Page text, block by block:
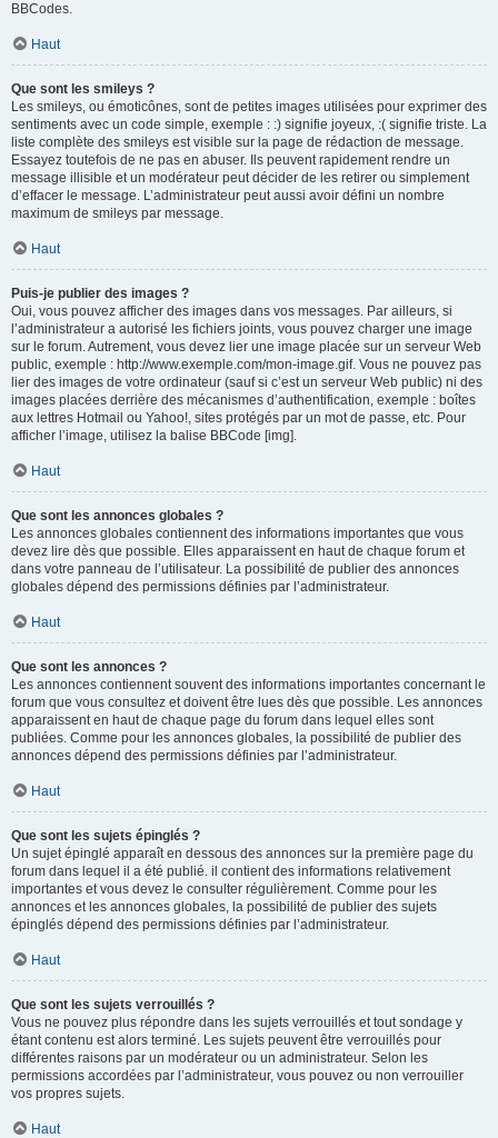
BBCodes.
Haut
Que sont les smileys ?
Les smileys, ou émoticônes, sont de petites images utilisées pour exprimer des
sentiments avec un code simple, exemple : :) signifie joyeux, :( signifie triste. La
liste complète des smileys est visible sur la page de rédaction de message.
Essayez toutefois de ne pas en abuser. Ils peuvent rapidement rendre un
message illisible et un modérateur peut décider de les retirer ou simplement
d’effacer le message. L’administrateur peut aussi avoir défini un nombre
maximum de smileys par message.
Haut
Puis-je publier des images ?
Oui, vous pouvez afficher des images dans vos messages. Par ailleurs, si
l’administrateur a autorisé les fichiers joints, vous pouvez charger une image
sur le forum. Autrement, vous devez lier une image placée sur un serveur Web
public, exemple : http://www.exemple.com/mon-image.gif. Vous ne pouvez pas
lier des images de votre ordinateur (sauf si c’est un serveur Web public) ni des
images placées derrière des mécanismes d’authentification, exemple : boîtes
aux lettres Hotmail ou Yahoo!, sites protégés par un mot de passe, etc. Pour
afficher l’image, utilisez la balise BBCode [img].
Haut
Que sont les annonces globales ?
Les annonces globales contiennent des informations importantes que vous
devez lire dès que possible. Elles apparaissent en haut de chaque forum et
dans votre panneau de l’utilisateur. La possibilité de publier des annonces
globales dépend des permissions définies par l’administrateur.
Haut
Que sont les annonces ?
Les annonces contiennent souvent des informations importantes concernant le
forum que vous consultez et doivent être lues dès que possible. Les annonces
apparaissent en haut de chaque page du forum dans lequel elles sont
publiées. Comme pour les annonces globales, la possibilité de publier des
annonces dépend des permissions définies par l’administrateur.
Haut
Que sont les sujets épinglés ?
Un sujet épinglé apparaît en dessous des annonces sur la première page du
forum dans lequel il a été publié. il contient des informations relativement
importantes et vous devez le consulter régulièrement. Comme pour les
annonces et les annonces globales, la possibilité de publier des sujets
épinglés dépend des permissions définies par l’administrateur.
Haut
Que sont les sujets verrouillés ?
Vous ne pouvez plus répondre dans les sujets verrouillés et tout sondage y
étant contenu est alors terminé. Les sujets peuvent être verrouillés pour
différentes raisons par un modérateur ou un administrateur. Selon les
permissions accordées par l’administrateur, vous pouvez ou non verrouiller
vos propres sujets.
Haut